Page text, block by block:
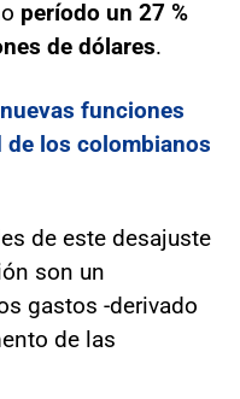
período un 27 %
de dólares.
funciones
de los colombianos
de este desajuste
son un
gastos -derivado
de las